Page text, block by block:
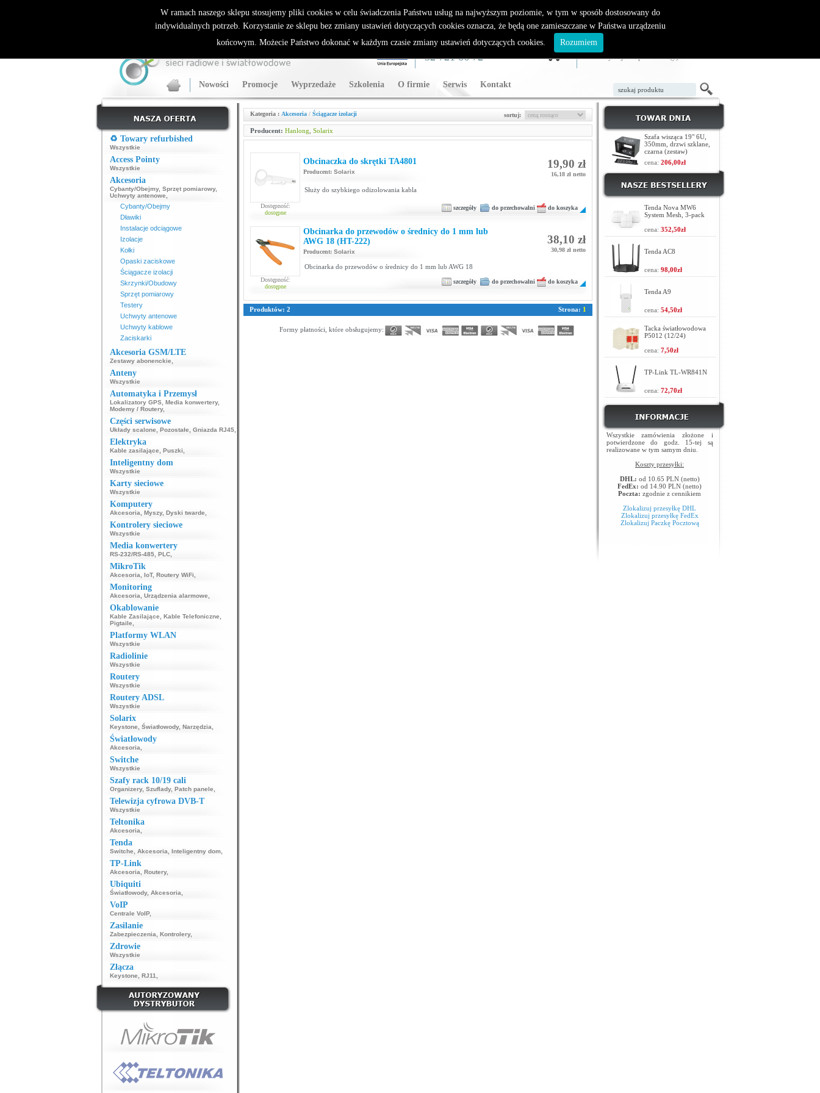
ALLNET.PL Sieci bezprzewodowe - generalny dystrybutor Sparklan
Nowości Promocje Wyprzedaże Szkolenia O firmie Serwis Kontakt
WSPARCIE TECHNICZNE
32 721 86 72
TWÓJ KOSZYK
W koszyku jest 0 produktów(y)
ZAŁÓŻ KONTO LOGOWANIE
♻️ Towary refurbished
Wszystkie
Access Pointy
Wszystkie
Akcesoria
Cybanty/Obejmy, Sprzęt pomiarowy,
Uchwyty antenowe
Cybanty/Obejmy
Dławiki
Instalacje odciągowe
Izolacje
Kołki
Opaski zaciskowe
Ściągacze izolacji
Skrzynki/Obudowy
Sprzęt pomiarowy
Testery
Uchwyty antenowe
Uchwyty kablowe
Zaciskarki
Akcesoria GSM/LTE
Zestawy abonenckie
Anteny
Wszystkie
Automatyka i Przemysł
Lokalizatory GPS, Media konwertery,
Modemy / Routery,
Części serwisowe
Układy scalone Pozostałe Gniazda RJ45,
Elektryka
Kable zasilające Puszki
Inteligentny dom
Wszystkie
Karty sieciowe
Wszystkie
Komputery
Akcesoria Myszy, Dyski twarde
Kontrolery sieciowe
Wszystkie
Media konwertery
RS-232/RS-485, PLC,
MikroTik
Akcesoria IoT, Routery WiFi
Monitoring
Akcesoria Urządzenia alarmowe
Okablowanie
Kable Zasilające Kable Telefoniczne
Pigtaile
Platformy WLAN
Wszystkie
Radiolinie
Wszystkie
Routery
Wszystkie
Routery ADSL
Wszystkie
Solarix
Keystone Światłowody, Narzędzia
Światłowody
Akcesoria
Switche
Wszystkie
Szafy rack 10/19 cali
Organizery, Szuflady, Patch panele
Telewizja cyfrowa DVB-T
Wszystkie
Teltonika
Akcesoria
Tenda
Switche Akcesoria Inteligentny dom,
TP-Link
Akcesoria Routery,
Ubiquiti
Światłowody, Akcesoria
VoIP
Centrale VoIP,
Zasilanie
Zabezpieczenia Kontrolery,
Zdrowie
Wszystkie
Złącza
Keystone RJ11
Kategoria : Akcesoria / Ściągacze izolacji sortuj:
Producent: Hanlong Solarix
Dostępność:
dostępne
Obcinaczka do skrętki TA4801
Producent: Solarix
19,90 zł
16,18 zł netto
Służy do szybkiego odizolowania kabla
szczegóły do przechowalni do koszyka
Dostępność:
dostępne
Obcinarka do przewodów o średnicy do 1 mm lub
AWG 18 (HT-222)
Producent: Solarix
38,10 zł
30,98 zł netto
Obcinarka do przewodów o średnicy do 1 mm lub AWG 18
szczegóły do przechowalni do koszyka
Produktów: 2 Strona: 1
Formy płatności, które obsługujemy:
Szafa wisząca 19" 6U,
350mm, drzwi szklane,
czarna (zestaw)
cena: 206,00zł
Tenda Nova MW6
System Mesh, 3-pack
cena: 352,50zł
Tenda AC8
cena: 98,00zł
Tenda A9
cena: 54,50zł
Tacka światłowodowa
P5012 (12/24)
cena: 7,50zł
TP-Link TL-WR841N
cena: 72,70zł
Wszystkie zamówienia złożone i
potwierdzone do godz. 15-tej są
realizowane w tym samym dniu.
Koszty przesyłki:
DHL: od 10.65 PLN (netto)
FedEx: od 14.90 PLN (netto)
Poczta: zgodnie z cennikiem
Zlokalizuj przesyłkę DHL
Zlokalizuj przesyłkę FedEx
Zlokalizuj Paczkę Pocztową
W ramach naszego sklepu stosujemy pliki cookies w celu świadczenia Państwu usług na najwyższym poziomie, w tym w sposób dostosowany do
indywidualnych potrzeb. Korzystanie ze sklepu bez zmiany ustawień dotyczących cookies oznacza, że będą one zamieszczane w Państwa urządzeniu
końcowym. Możecie Państwo dokonać w każdym czasie zmiany ustawień dotyczących cookies.
Rozumiem